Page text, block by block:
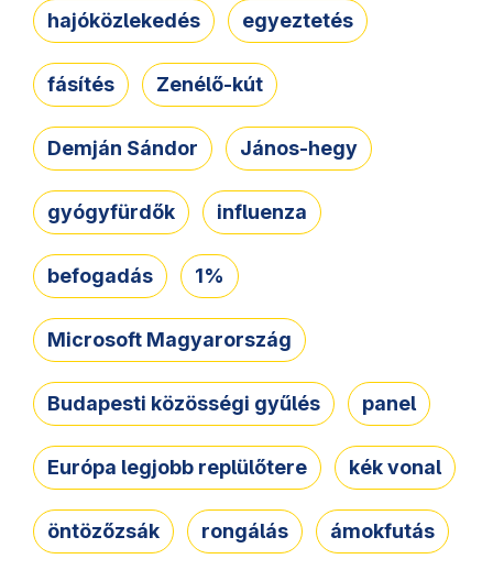
hajóközlekedés egyeztetés
fásítés Zenélő-kút
Demján Sándor János-hegy
gyógyfürdők influenza
befogadás 1%
Microsoft Magyarország
Budapesti közösségi gyűlés panel
Európa legjobb replülőtere kék vonal
öntözőzsák rongálás ámokfutás